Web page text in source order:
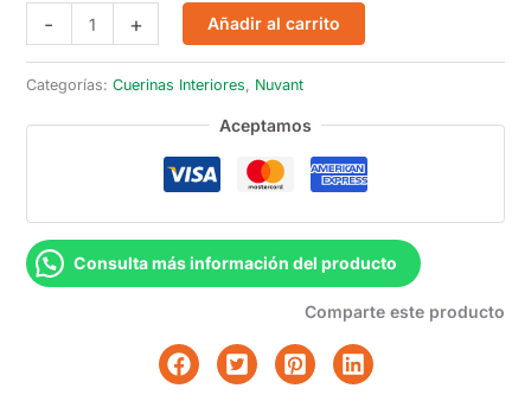
-
Alaska
Rojo
+ Añadir al carrito
Categorías: Cuerinas Interiores Nuvant
Aceptamos
Consulta más información del producto
Comparte este producto